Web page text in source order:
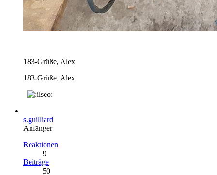
183-Grüße, Alex
183-Grüße, Alex
s.guilliard
Anfänger
Reaktionen
9
Beiträge
50